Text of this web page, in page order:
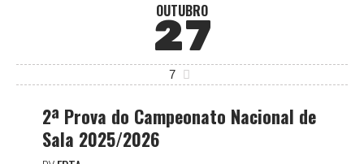
OUTUBRO
27
7
2ª Prova do Campeonato Nacional de
Sala 2025/2026